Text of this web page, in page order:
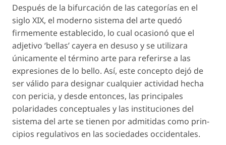
Después de la bifurcación de las categorías en el
siglo XIX, el moderno sistema del arte quedó
firmemente establecido, lo cual ocasionó que el
adjetivo ‘bellas’ cayera en desuso y se utilizara
únicamente el término arte para referirse a las
expresiones de lo bello. Así, este concepto dejó de
ser válido para designar cualquier actividad hecha
con pericia, y desde entonces, las principales
polaridades conceptuales y las instituciones del
sistema del arte se tienen por admitidas como prin-
cipios regulativos en las sociedades occidentales.